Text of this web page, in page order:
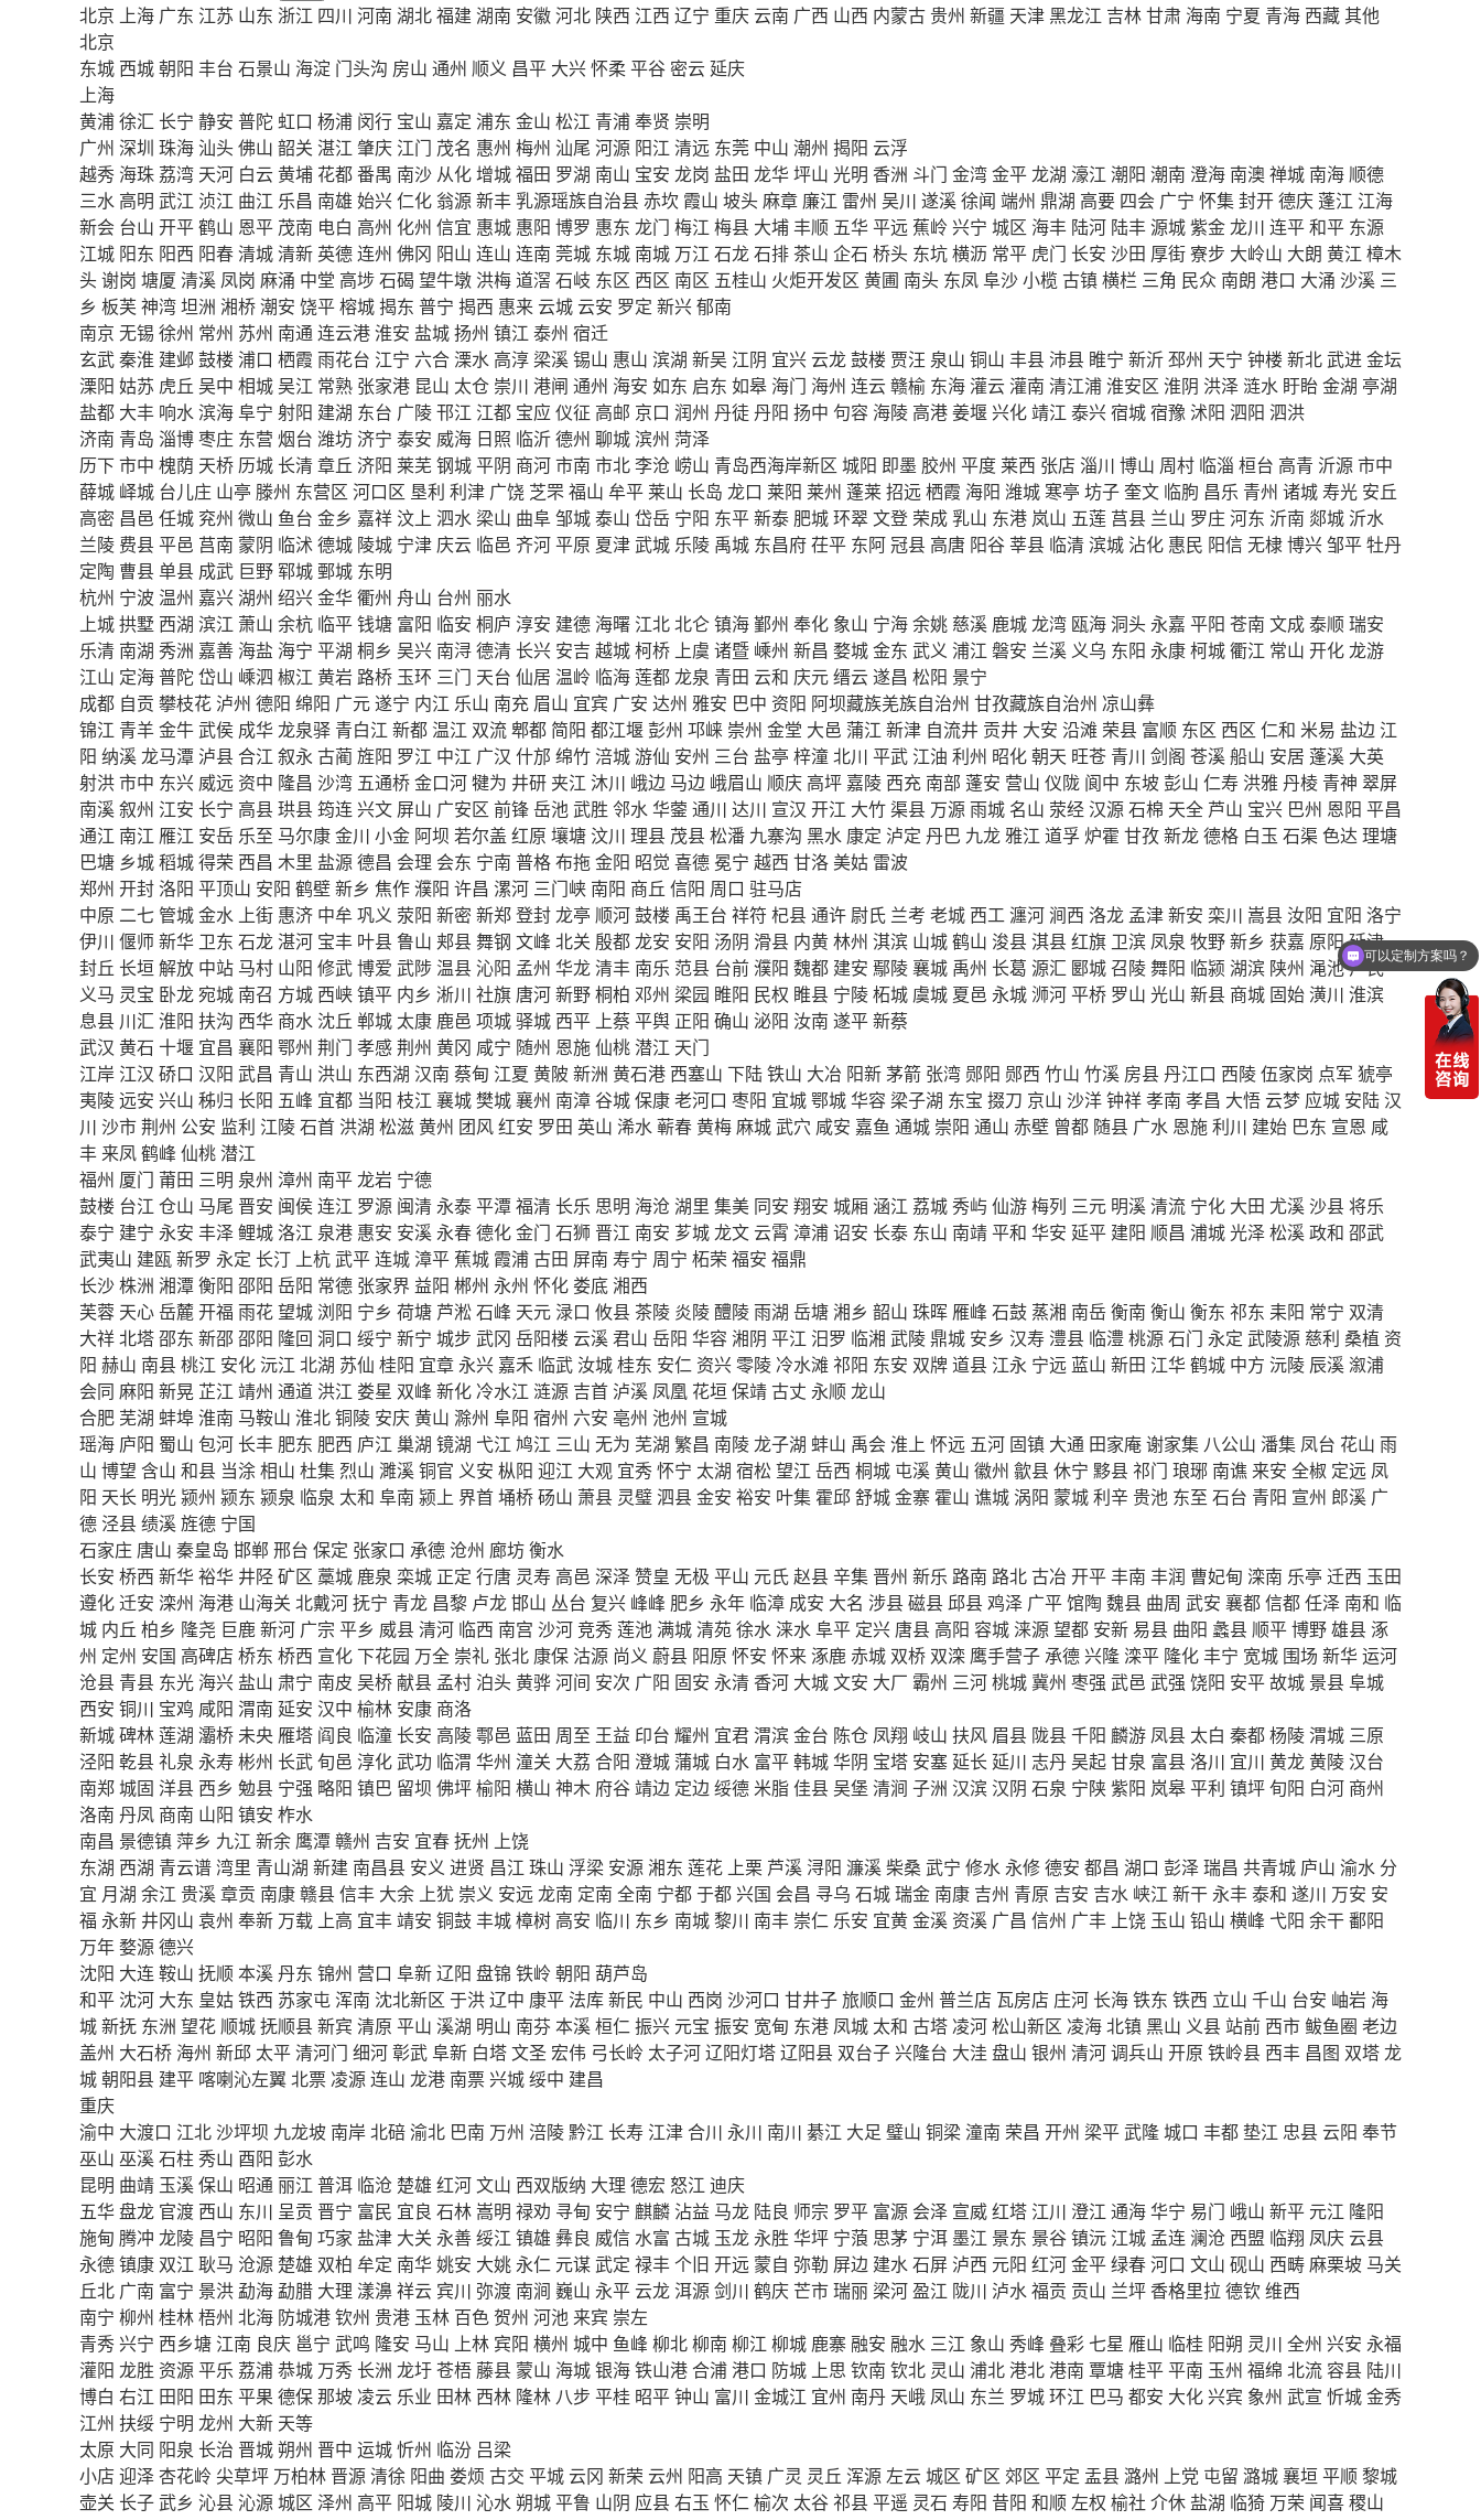
北京 上海 广东 江苏 山东 浙江 四川 河南 湖北福建湖南 安徽河北 陕西 江西 辽宁 重庆 云南 广西 山西 内蒙古 贵州 新疆 天津黑龙江 吉林甘肃 海南 宁夏 青海 西藏其他
北京
东城 西城朝阳 丰台 石景山 海淀 门头沟 房山 通州 顺义 昌平 大兴怀柔平谷 密云延庆
上海
黄浦徐汇 长宁 静安 普陀 虹口 杨浦 闵行 宝山 嘉定 浦东 金山 松江 青浦奉贤 崇明
广州 深圳 珠海 汕头佛山 韶关 湛江 肇庆 江门 茂名 惠州 梅州 汕尾 河源 阳江 清远 东莞 中山 潮州 揭阳 云浮
越秀 海珠 荔湾 天河 白云黄埔 花都番禺 南沙 从化增城福田 罗湖 南山 宝安 龙岗 盐田 龙华坪山 光明 香洲 斗门 金湾金平龙湖 濠江 潮阳 潮南 澄海 南澳禅城 南海 顺德
三水 高明 武江 浈江 曲江 乐昌 南雄 始兴仁化 翁源新丰乳源瑶族自治县赤坎 霞山 坡头麻章 廉江 雷州 吴川 遂溪徐闻 端州 鼎湖 高要 四会 广宁 怀集封开德庆 蓬江 江海
新会 台山 开平鹤山 恩平 茂南 电白 高州 化州 信宜 惠城 惠阳 博罗 惠东 龙门 梅江 梅县 大埔丰顺 五华平远 蕉岭 兴宁 城区 海丰 陆河 陆丰源城紫金龙川 连平和平 东源
江城 阳东 阳西 阳春清城清新 英德连州 佛冈 阳山 连山 连南 莞城 东城 南城 万江 石龙石排茶山 企石 桥头 东坑横沥 常平 虎门 长安 沙田 厚街寮步 大岭山 大朗 黄江 樟木
头谢岗 塘厦 清溪 凤岗 麻涌 中堂 高埗石碣 望牛墩 洪梅道滘 石岐 东区 西区 南区 五桂山 火炬开发区 黄圃 南头 东凤阜沙小榄 古镇横栏 三角 民众 南朗 港口 大涌 沙溪 三
乡 板芙 神湾坦洲 湘桥潮安 饶平榕城揭东 普宁 揭西 惠来 云城 云安 罗定 新兴郁南
南京 无锡 徐州 常州 苏州 南通连云港淮安 盐城扬州 镇江 泰州 宿迁
玄武秦淮 建邺鼓楼 浦口 栖霞 雨花台 江宁 六合 溧水 高淳 梁溪锡山 惠山 滨湖 新吴 江阴 宜兴 云龙鼓楼 贾汪 泉山 铜山 丰县 沛县 睢宁 新沂邳州 天宁 钟楼 新北武进金坛
溧阳 姑苏 虎丘 吴中 相城吴江 常熟 张家港 昆山 太仓 崇川 港闸 通州 海安 如东 启东 如皋 海门 海州 连云赣榆 东海灌云灌南 清江浦淮安区 淮阴 洪泽 涟水 盱眙金湖 亭湖
盐都 大丰 响水滨海阜宁 射阳 建湖 东台 广陵邗江 江都 宝应 仪征 高邮 京口 润州 丹徒丹阳 扬中 句容 海陵 高港姜堰兴化靖江 泰兴宿城宿豫 沭阳 泗阳 泗洪
济南 青岛 淄博枣庄 东营 烟台 潍坊济宁 泰安 威海 日照 临沂德州 聊城滨州 菏泽
历下市中 槐荫 天桥 历城 长清章丘 济阳 莱芜钢城平阴 商河市南 市北李沧 崂山 青岛西海岸新区 城阳 即墨 胶州 平度 莱西 张店 淄川 博山 周村 临淄 桓台 高青 沂源市中
薛城 峄城 台儿庄 山亭 滕州 东营区 河口区 垦利 利津 广饶 芝罘福山 牟平 莱山 长岛 龙口 莱阳 莱州 蓬莱招远 栖霞 海阳 潍城 寒亭 坊子奎文 临朐 昌乐 青州 诸城寿光 安丘
高密 昌邑 任城 兖州 微山 鱼台 金乡 嘉祥 汶上 泗水 梁山 曲阜邹城泰山 岱岳 宁阳 东平新泰 肥城环翠文登 荣成乳山 东港 岚山 五莲 莒县 兰山 罗庄河东 沂南 郯城 沂水
兰陵 费县平邑 莒南 蒙阴 临沭德城 陵城 宁津 庆云 临邑 齐河平原 夏津武城 乐陵 禹城 东昌府茌平 东阿冠县 高唐 阳谷莘县 临清滨城 沾化 惠民 阳信无棣博兴邹平牡丹
定陶 曹县单县 成武 巨野 郓城 鄄城 东明
杭州 宁波 温州 嘉兴湖州 绍兴金华衢州 舟山 台州 丽水
上城拱墅 西湖 滨江 萧山 余杭 临平钱塘 富阳 临安 桐庐 淳安 建德 海曙 江北北仑镇海鄞州 奉化 象山 宁海余姚 慈溪 鹿城龙湾 瓯海洞头 永嘉 平阳 苍南 文成泰顺瑞安
乐清 南湖 秀洲 嘉善 海盐 海宁 平湖 桐乡 吴兴 南浔德清 长兴 安吉 越城柯桥 上虞 诸暨 嵊州 新昌 婺城金东 武义 浦江 磐安 兰溪 义乌 东阳 永康柯城衢江 常山 开化龙游
江山 定海普陀 岱山 嵊泗 椒江 黄岩 路桥 玉环 三门 天台 仙居 温岭 临海莲都龙泉 青田 云和 庆元缙云遂昌 松阳 景宁
成都 自贡 攀枝花 泸州 德阳 绵阳 广元遂宁 内江 乐山 南充 眉山 宜宾 广安 达州 雅安 巴中 资阳 阿坝藏族羌族自治州 甘孜藏族自治州 凉山彝
锦江 青羊金牛武侯 成华龙泉驿 青白江 新都 温江 双流郫都 简阳 都江堰彭州 邛崃 崇州 金堂 大邑 蒲江 新津 自流井 贡井 大安 沿滩 荣县 富顺 东区 西区 仁和 米易 盐边 江
阳 纳溪龙马潭 泸县合江 叙永古蔺旌阳 罗江 中江 广汉 什邡 绵竹 涪城游仙 安州 三台 盐亭 梓潼北川 平武 江油 利州 昭化朝天 旺苍 青川 剑阁 苍溪船山 安居 蓬溪 大英
射洪市中 东兴 威远 资中 隆昌 沙湾 五通桥金口河犍为 井研 夹江 沐川 峨边 马边 峨眉山 顺庆 高坪 嘉陵 西充 南部 蓬安 营山 仪陇 阆中 东坡彭山 仁寿 洪雅丹棱 青神 翠屏
南溪叙州 江安 长宁 高县珙县筠连兴文 屏山 广安区 前锋岳池武胜 邻水华蓥 通川 达川 宣汉 开江 大竹 渠县 万源雨城 名山 荥经汉源石棉 天全 芦山 宝兴 巴州 恩阳 平昌
通江 南江 雁江 安岳 乐至 马尔康金川 小金 阿坝 若尔盖 红原 壤塘 汶川 理县 茂县松潘 九寨沟 黑水 康定 泸定 丹巴 九龙雅江 道孚炉霍 甘孜新龙德格 白玉 石渠色达 理塘
巴塘 乡城稻城得荣 西昌 木里 盐源德昌 会理 会东 宁南 普格布拖金阳 昭觉 喜德 冕宁 越西 甘洛 美姑 雷波
郑州 开封洛阳 平顶山 安阳 鹤壁新乡 焦作濮阳 许昌 漯河 三门峡 南阳 商丘 信阳 周口 驻马店
中原 二七 管城金水 上街 惠济 中牟巩义 荥阳 新密 新郑登封龙亭 顺河鼓楼 禹王台 祥符 杞县通许 尉氏 兰考 老城 西工瀍河涧西 洛龙 孟津新安 栾川 嵩县 汝阳 宜阳 洛宁
伊川 偃师新华 卫东 石龙湛河 宝丰 叶县鲁山 郏县舞钢 文峰 北关 殷都龙安 安阳 汤阴 滑县 内黄林州 淇滨 山城鹤山 浚县淇县红旗 卫滨 凤泉 牧野新乡 获嘉 原阳延津
封丘 长垣解放 中站 马村 山阳 修武博爱 武陟 温县沁阳 孟州 华龙清丰 南乐 范县 台前濮阳 魏都 建安 鄢陵襄城 禹州 长葛 源汇 郾城召陵舞阳 临颍 湖滨 陕州 渑池卢氏
义马 灵宝 卧龙宛城 南召 方城 西峡镇平 内乡 淅川 社旗 唐河新野桐柏 邓州 梁园 睢阳 民权 睢县 宁陵柘城 虞城 夏邑 永城浉河平桥 罗山 光山 新县 商城 固始潢川 淮滨
息县 川汇 淮阳 扶沟 西华 商水 沈丘 郸城 太康 鹿邑 项城驿城 西平 上蔡 平舆 正阳 确山 泌阳 汝南 遂平新蔡
武汉 黄石 十堰 宜昌 襄阳 鄂州 荆门 孝感荆州 黄冈 咸宁 随州 恩施仙桃潜江 天门
江岸 江汉 硚口 汉阳 武昌 青山 洪山 东西湖 汉南 蔡甸 江夏 黄陂 新洲 黄石港 西塞山 下陆铁山 大冶 阳新茅箭 张湾 郧阳 郧西 竹山 竹溪 房县丹江口 西陵伍家岗 点军 猇亭
夷陵远安 兴山 秭归 长阳 五峰 宜都 当阳 枝江 襄城樊城襄州 南漳谷城保康老河口 枣阳 宜城鄂城华容 梁子湖 东宝 掇刀 京山 沙洋钟祥孝南 孝昌 大悟 云梦 应城 安陆汉
川 沙市荆州 公安 监利 江陵石首 洪湖 松滋黄州 团风红安 罗田 英山 浠水蕲春黄梅麻城武穴 咸安 嘉鱼 通城 崇阳 通山 赤壁 曾都 随县 广水 恩施利川 建始 巴东 宣恩 咸
丰 来凤鹤峰 仙桃潜江
福州 厦门 莆田 三明 泉州 漳州 南平龙岩 宁德
鼓楼 台江 仓山 马尾 晋安 闽侯连江 罗源 闽清 永泰平潭福清 长乐 思明 海沧 湖里 集美 同安 翔安 城厢 涵江 荔城秀屿仙游梅列 三元 明溪清流 宁化 大田 尤溪沙县将乐
泰宁 建宁 永安 丰泽鲤城洛江 泉港 惠安 安溪 永春德化金门 石狮 晋江 南安 芗城龙文 云霄 漳浦诏安 长泰 东山 南靖平和 华安 延平 建阳 顺昌 浦城光泽松溪政和 邵武
武夷山 建瓯新罗 永定 长汀 上杭武平连城 漳平 蕉城 霞浦古田 屏南 寿宁 周宁 柘荣 福安 福鼎
长沙株洲 湘潭衡阳 邵阳 岳阳 常德 张家界 益阳 郴州 永州 怀化 娄底湘西
芙蓉 天心岳麓开福 雨花望城 浏阳 宁乡 荷塘 芦淞石峰 天元 渌口 攸县茶陵 炎陵醴陵雨湖 岳塘湘乡 韶山 珠晖 雁峰 石鼓 蒸湘 南岳衡南 衡山 衡东 祁东 耒阳 常宁 双清
大祥北塔邵东 新邵邵阳 隆回 洞口 绥宁 新宁 城步 武冈 岳阳楼 云溪君山 岳阳 华容湘阴 平江 汨罗 临湘 武陵鼎城 安乡 汉寿 澧县 临澧桃源石门 永定 武陵源 慈利 桑植 资
阳 赫山 南县桃江 安化沅江 北湖 苏仙 桂阳 宜章 永兴 嘉禾 临武 汝城桂东 安仁 资兴零陵 冷水滩 祁阳 东安 双牌道县 江永 宁远 蓝山 新田 江华鹤城 中方 沅陵 辰溪 溆浦
会同 麻阳 新晃 芷江 靖州 通道 洪江 娄星 双峰 新化 冷水江 涟源 吉首 泸溪 凤凰 花垣保靖古丈 永顺龙山
合肥 芜湖 蚌埠淮南 马鞍山 淮北铜陵 安庆黄山 滁州 阜阳 宿州 六安 亳州 池州 宣城
瑶海 庐阳 蜀山 包河 长丰 肥东 肥西 庐江 巢湖 镜湖 弋江 鸠江 三山 无为 芜湖 繁昌 南陵龙子湖 蚌山 禹会淮上 怀远 五河 固镇 大通 田家庵谢家集 八公山 潘集 凤台 花山 雨
山 博望 含山 和县 当涂相山 杜集 烈山 濉溪铜官 义安 枞阳 迎江 大观 宜秀怀宁 太湖 宿松 望江 岳西 桐城 屯溪黄山 徽州 歙县休宁 黟县祁门 琅琊 南谯 来安 全椒 定远 凤
阳 天长 明光颍州 颍东 颍泉 临泉 太和 阜南 颍上 界首埇桥砀山 萧县 灵璧泗县金安 裕安 叶集 霍邱舒城金寨 霍山 谯城 涡阳 蒙城利辛 贵池 东至 石台 青阳 宣州 郎溪 广
德 泾县绩溪旌德 宁国
石家庄 唐山 秦皇岛 邯郸 邢台 保定 张家口 承德 沧州 廊坊衡水
长安 桥西 新华裕华 井陉矿区 藁城 鹿泉 栾城 正定 行唐 灵寿 高邑 深泽 赞皇 无极 平山 元氏赵县辛集 晋州 新乐 路南 路北古冶 开平丰南 丰润 曹妃甸 滦南 乐亭 迁西 玉田
遵化迁安 滦州 海港 山海关 北戴河抚宁 青龙 昌黎 卢龙邯山 丛台 复兴 峰峰 肥乡 永年 临漳 成安 大名 涉县磁县邱县鸡泽 广平馆陶 魏县 曲周 武安 襄都信都任泽 南和 临
城 内丘 柏乡 隆尧 巨鹿新河 广宗 平乡 威县清河 临西 南宫 沙河竞秀莲池 满城清苑徐水 涞水阜平 定兴 唐县 高阳 容城 涞源望都 安新易县 曲阳 蠡县 顺平博野雄县涿
州 定州 安国 高碑店 桥东 桥西 宣化下花园 万全 崇礼 张北 康保 沽源 尚义 蔚县 阳原 怀安 怀来涿鹿赤城 双桥 双滦 鹰手营子承德兴隆 滦平 隆化丰宁 宽城 围场 新华运河
沧县 青县 东光 海兴 盐山 肃宁 南皮 吴桥献县 孟村 泊头黄骅河间 安次 广阳 固安 永清 香河 大城文安 大厂 霸州 三河桃城冀州 枣强 武邑 武强 饶阳 安平故城 景县阜城
西安 铜川 宝鸡 咸阳 渭南 延安 汉中 榆林 安康 商洛
新城碑林莲湖 灞桥未央 雁塔 阎良 临潼 长安 高陵鄠邑 蓝田 周至 王益 印台 耀州 宜君渭滨金台 陈仓 凤翔 岐山 扶风 眉县 陇县千阳 麟游 凤县 太白 秦都杨陵渭城 三原
泾阳 乾县礼泉 永寿彬州 长武旬邑 淳化武功 临渭 华州 潼关 大荔 合阳 澄城蒲城 白水 富平韩城华阴 宝塔 安塞延长 延川 志丹吴起甘泉 富县洛川 宜川 黄龙黄陵汉台
南郑城固 洋县 西乡 勉县 宁强 略阳 镇巴 留坝 佛坪榆阳 横山 神木 府谷靖边 定边绥德 米脂佳县吴堡 清涧 子洲 汉滨汉阴 石泉 宁陕紫阳 岚皋平利 镇坪旬阳 白河 商州
洛南 丹凤 商南 山阳 镇安 柞水
南昌 景德镇萍乡 九江 新余 鹰潭赣州 吉安 宜春抚州 上饶
东湖 西湖 青云谱湾里 青山湖 新建 南昌县 安义 进贤 昌江 珠山 浮梁 安源湘东 莲花 上栗 芦溪 浔阳 濂溪柴桑武宁 修水 永修德安 都昌 湖口 彭泽瑞昌 共青城 庐山 渝水 分
宜 月湖 余江 贵溪章贡 南康赣县信丰 大余 上犹 崇义 安远 龙南 定南 全南 宁都于都兴国 会昌 寻乌 石城瑞金 南康 吉州 青原 吉安 吉水 峡江 新干 永丰泰和 遂川 万安 安
福 永新 井冈山 袁州 奉新 万载 上高 宜丰靖安 铜鼓丰城樟树 高安 临川 东乡 南城黎川 南丰 崇仁 乐安 宜黄金溪 资溪 广昌 信州 广丰 上饶 玉山 铅山 横峰 弋阳 余干鄱阳
万年婺源德兴
沈阳 大连鞍山 抚顺本溪丹东 锦州 营口 阜新辽阳 盘锦 铁岭 朝阳 葫芦岛
和平 沈河 大东 皇姑铁西 苏家屯 浑南 沈北新区 于洪辽中 康平 法库新民 中山 西岗 沙河口 甘井子旅顺口 金州 普兰店 瓦房店 庄河 长海铁东 铁西 立山 千山 台安 岫岩 海
城新抚 东洲 望花 顺城抚顺县新宾 清原 平山 溪湖 明山 南芬 本溪桓仁振兴 元宝 振安 宽甸 东港 凤城 太和 古塔 凌河松山新区 凌海北镇黑山 义县 站前 西市 鲅鱼圈 老边
盖州 大石桥 海州 新邱 太平清河门 细河彰武阜新 白塔文圣宏伟 弓长岭 太子河辽阳灯塔辽阳县 双台子兴隆台 大洼 盘山 银州 清河调兵山 开原 铁岭县 西丰 昌图 双塔龙
城朝阳县 建平 喀喇沁左翼北票 凌源连山 龙港 南票兴城绥中 建昌
重庆
渝中 大渡口 江北沙坪坝 九龙坡 南岸北碚渝北 巴南 万州 涪陵黔江 长寿 江津合川 永川 南川 綦江 大足 璧山 铜梁潼南 荣昌 开州 梁平武隆城口 丰都 垫江 忠县 云阳 奉节
巫山 巫溪石柱 秀山 酉阳 彭水
昆明 曲靖 玉溪保山 昭通丽江 普洱 临沧 楚雄 红河文山 西双版纳 大理 德宏 怒江 迪庆
五华盘龙 官渡 西山 东川 呈贡 晋宁 富民 宜良 石林嵩明 禄劝 寻甸 安宁 麒麟 沾益 马龙 陆良 师宗 罗平 富源 会泽 宣威红塔 江川 澄江 通海华宁 易门 峨山 新平 元江 隆阳
施甸 腾冲 龙陵 昌宁 昭阳 鲁甸 巧家 盐津 大关 永善绥江 镇雄 彝良 威信水富 古城 玉龙 永胜 华坪 宁蒗 思茅 宁洱 墨江 景东 景谷镇沅 江城 孟连 澜沧 西盟 临翔 凤庆 云县
永德镇康 双江 耿马 沧源 楚雄 双柏 牟定 南华姚安 大姚 永仁 元谋武定 禄丰个旧 开远 蒙自 弥勒 屏边 建水石屏 泸西 元阳 红河金平绿春河口 文山 砚山 西畴麻栗坡 马关
丘北 广南 富宁 景洪 勐海 勐腊 大理 漾濞祥云 宾川 弥渡 南涧 巍山 永平 云龙 洱源剑川 鹤庆 芒市瑞丽 梁河盈江 陇川 泸水福贡 贡山 兰坪 香格里拉 德钦维西
南宁 柳州 桂林梧州 北海 防城港钦州 贵港 玉林 百色贺州 河池 来宾 崇左
青秀兴宁 西乡塘 江南 良庆 邕宁 武鸣 隆安 马山 上林 宾阳 横州 城中 鱼峰 柳北柳南 柳江 柳城 鹿寨融安 融水 三江 象山 秀峰 叠彩七星 雁山 临桂 阳朔 灵川 全州 兴安 永福
灌阳 龙胜 资源平乐 荔浦恭城 万秀 长洲 龙圩苍梧 藤县蒙山 海城银海铁山港合浦港口 防城 上思 钦南 钦北 灵山 浦北港北港南 覃塘桂平平南 玉州 福绵 北流 容县 陆川
博白 右江 田阳 田东 平果 德保那坡 凌云 乐业 田林 西林 隆林 八步 平桂 昭平钟山 富川 金城江 宜州 南丹 天峨 凤山 东兰 罗城环江 巴马 都安 大化兴宾 象州 武宣 忻城金秀
江州 扶绥 宁明 龙州 大新 天等
太原 大同 阳泉 长治 晋城朔州 晋中 运城忻州 临汾 吕梁
小店 迎泽杏花岭 尖草坪 万柏林 晋源清徐 阳曲 娄烦 古交 平城 云冈 新荣 云州 阳高 天镇 广灵 灵丘 浑源左云城区 矿区 郊区 平定 盂县潞州 上党 屯留 潞城襄垣平顺黎城
壶关 长子武乡 沁县沁源城区 泽州 高平 阳城 陵川 沁水朔城平鲁 山阴 应县右玉 怀仁榆次 太谷祁县平遥 灵石 寿阳 昔阳 和顺左权 榆社 介休 盐湖 临猗 万荣 闻喜稷山
你们电话多少
可以定制方案吗？